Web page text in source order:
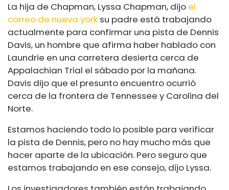
La hija de Chapman, Lyssa Chapman, dijo el
correo de nueva york su padre está trabajando
actualmente para confirmar una pista de Dennis
Davis, un hombre que afirma haber hablado con
Laundrie en una carretera desierta cerca de
Appalachian Trial el sábado por la mañana.
Davis dijo que el presunto encuentro ocurrió
cerca de la frontera de Tennessee y Carolina del
Norte.
Estamos haciendo todo lo posible para verificar
la pista de Dennis, pero no hay mucho más que
hacer aparte de la ubicación. Pero seguro que
estamos trabajando en ese consejo, dijo Lyssa.